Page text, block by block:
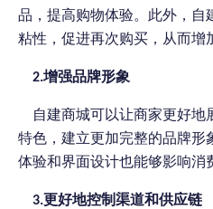
品，提高购物体验。此外，自
粘性，促进再次购买，从而增
2.增强品牌形象
自建商城可以让商家更好地
特色，建立更加完整的品牌形
体验和界面设计也能够影响消
3.更好地控制渠道和供应链